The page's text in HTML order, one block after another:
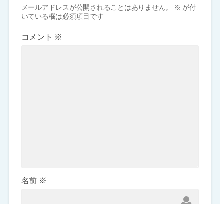
メールアドレスが公開されることはありません。 ※ が付
いている欄は必須項目です
コメント ※
名前 ※